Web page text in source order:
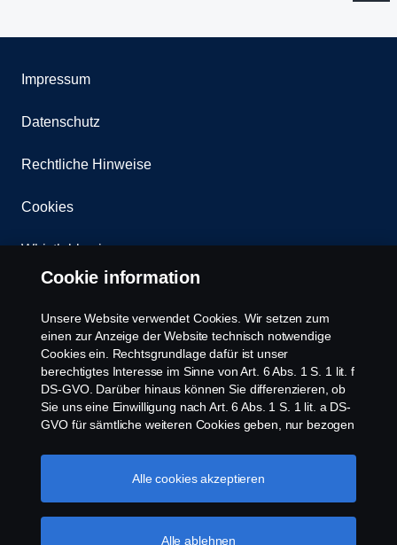
Impressum
Datenschutz
Rechtliche Hinweise
Cookies
Whistleblowing
Newsletter
Scania Cookie Richtlinie
Cookie information
Unsere Website verwendet Cookies. Wir setzen zum
einen zur Anzeige der Website technisch notwendige
Cookies ein. Rechtsgrundlage dafür ist unser
berechtigtes Interesse im Sinne von Art. 6 Abs. 1 S. 1 lit. f
DS-GVO. Darüber hinaus können Sie differenzieren, ob
Sie uns eine Einwilligung nach Art. 6 Abs. 1 S. 1 lit. a DS-
GVO für sämtliche weiteren Cookies geben, nur bezogen
Diese Einwilligung ist freiwillig und kann jederzeit mit
Zukunftswirkung widerrufen werden. Unsere Anbieter
Alle ablehnen
Alle cookies akzeptieren